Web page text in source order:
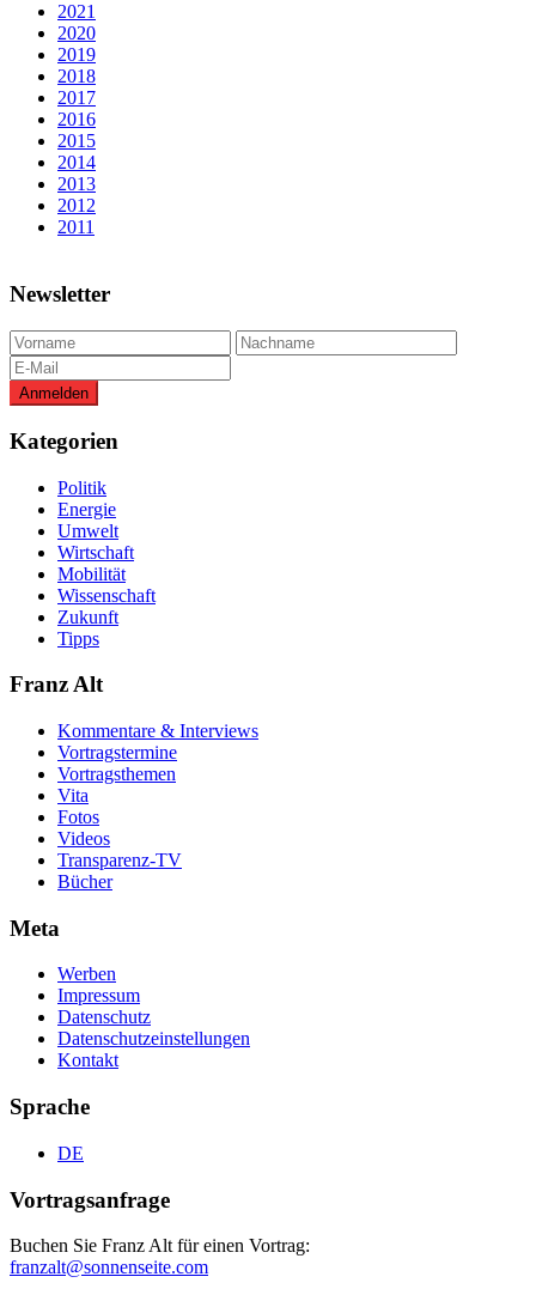
2021
2020
2019
2018
2017
2016
2015
2014
2013
2012
2011
Newsletter
Kategorien
Politik
Energie
Umwelt
Wirtschaft
Mobilität
Wissenschaft
Zukunft
Tipps
Franz Alt
Kommentare & Interviews
Vortragstermine
Vortragsthemen
Vita
Fotos
Videos
Transparenz-TV
Bücher
Meta
Werben
Impressum
Datenschutz
Datenschutzeinstellungen
Kontakt
Sprache
DE
Vortragsanfrage
Buchen Sie Franz Alt für einen Vortrag:
franzalt@sonnenseite.com